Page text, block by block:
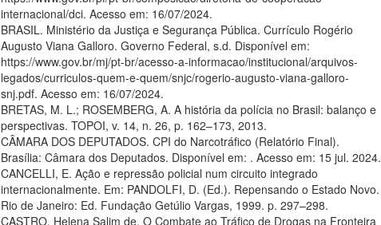
internacional/dci. Acesso em: 16/07/2024.
BRASIL. Ministério da Justiça e Segurança Pública. Currículo Rogério
Augusto Viana Galloro. Governo Federal, s.d. Disponível em:
https://www.gov.br/mj/pt-br/acesso-a-informacao/institucional/arquivos-
legados/curriculos-quem-e-quem/snjc/rogerio-augusto-viana-galloro-
snj.pdf. Acesso em: 16/07/2024.
BRETAS, M. L.; ROSEMBERG, A. A história da polícia no Brasil: balanço e
perspectivas. TOPOI, v. 14, n. 26, p. 162–173, 2013.
CÂMARA DOS DEPUTADOS. CPI do Narcotráfico (Relatório Final).
Brasília: Câmara dos Deputados. Disponível em: . Acesso em: 15 jul. 2024.
CANCELLI, E. Ação e repressão policial num circuito integrado
internacionalmente. Em: PANDOLFI, D. (Ed.). Repensando o Estado Novo.
Rio de Janeiro: Ed. Fundação Getúlio Vargas, 1999. p. 297–298.
CASTRO, Helena Salim de. O Combate ao Tráfico de Drogas na Fronteira